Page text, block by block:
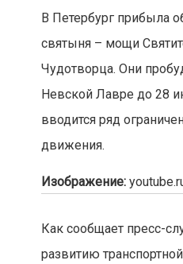
В Петербург прибыла
святыня – мощи
Чудотворца. Они
Невской Лавре до 28
вводится ряд
движения.
Изображение:
Как сообщает пресс-
развитию